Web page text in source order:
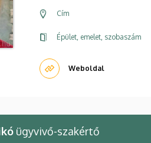
Cím
Épület, emelet, szobaszám
Weboldal
ügyvivő-szakértő